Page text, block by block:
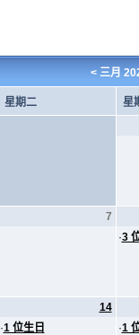
< 三月
星期二 星
7
·3
14
·1 位生日 ·1